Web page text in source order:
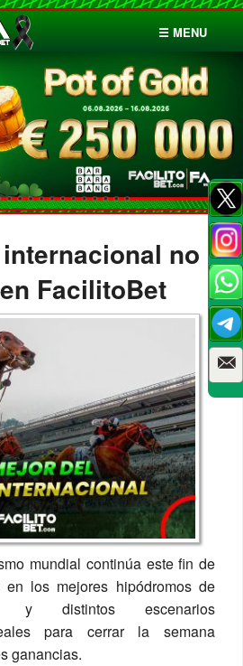
☰ MENU
no
FacilitoBet
mundial continúa este fin de
los mejores hipódromos de
y distintos escenarios
para cerrar la semana
ganancias.